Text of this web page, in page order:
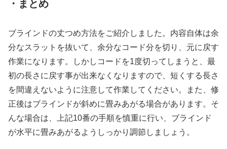
・まとめ
ブラインドの丈つめ方法をご紹介しました。内容自体は余
分なスラットを抜いて、余分なコード分を切り、元に戻す
作業になります。しかしコードを1度切ってしまうと、最
初の長さに戻す事が出来なくなりますので、短くする長さ
を間違えないように注意して作業してください。また、修
正後はブラインドが斜めに畳みあがる場合があります。そ
んな場合は、上記10番の手順を慎重に行い、ブラインド
が水平に畳みあがるようしっかり調節しましょう。